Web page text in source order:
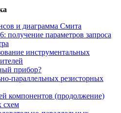
и диаграмма Смита
получение параметров запроса
инструментальных
прибор?
параллельных резисторных
компонентов (продолжение)
схем